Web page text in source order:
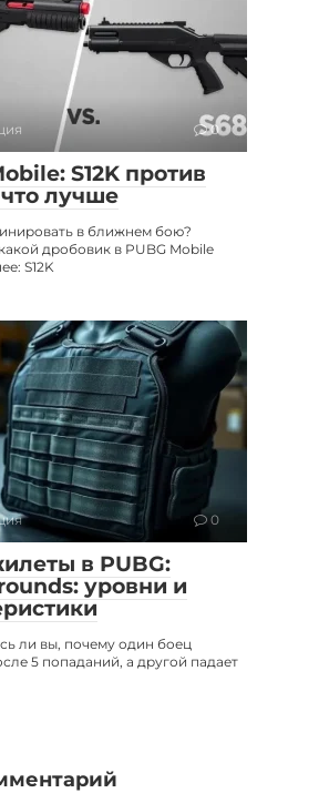
0
S12K против
лучше
в ближнем бою?
дробовик в PUBG Mobile
S12K
0
в PUBG:
уровни и
ли вы, почему один боец
5 попаданий, а другой падает